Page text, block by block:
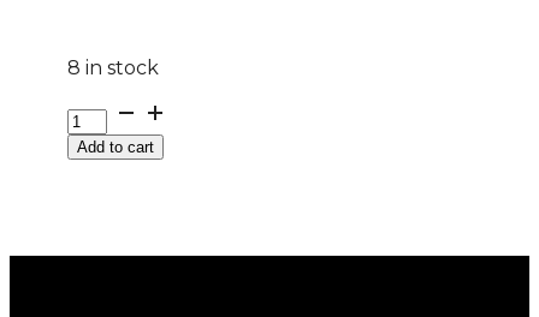
8 in stock
G215/45R17
91H
XLAdd to cart